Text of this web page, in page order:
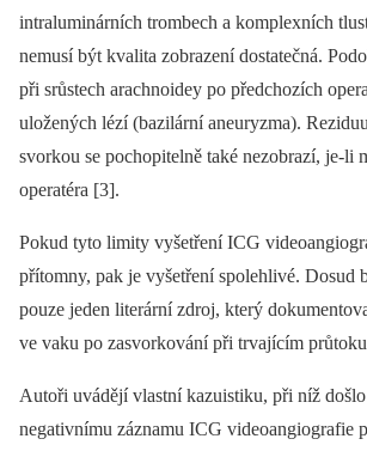
intraluminárních trombech a komplexních
nemusí být kvalita zobrazení dostatečná.
při srůstech arachnoidey po předchozích
uložených lézí (bazilární aneuryzma).
svorkou se pochopitelně také nezobrazí, je‑li
operatéra [3].
Pokud tyto limity vyšetření ICG
přítomny, pak je vyšetření spolehlivé. Dosud
pouze jeden literární zdroj, který
ve vaku po zasvorkování při trvajícím
Autoři uvádějí vlastní kazuistiku, při níž
negativnímu záznamu ICG videoangiografie